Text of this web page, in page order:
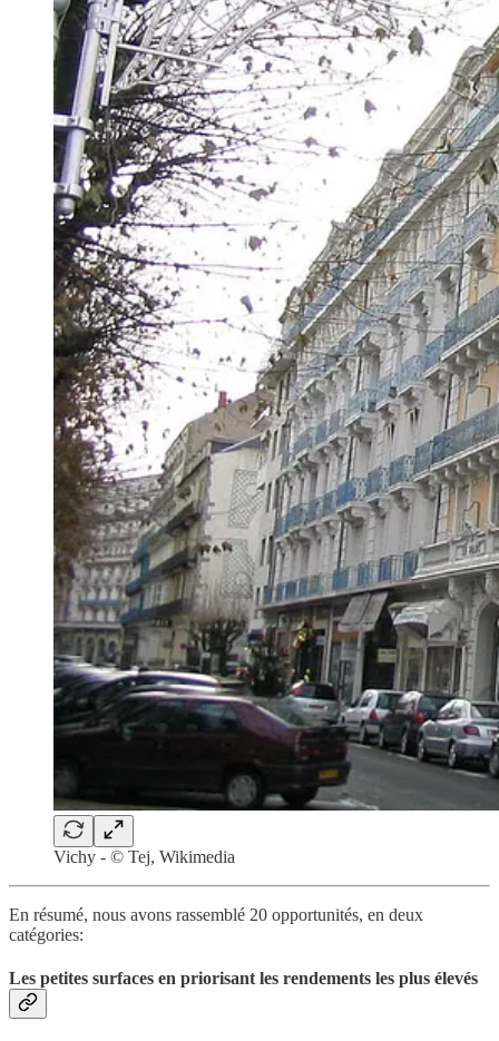
Vichy - © Tej, Wikimedia
En résumé, nous avons rassemblé 20 opportunités, en deux
catégories:
Les petites surfaces en priorisant les rendements les plus élevés